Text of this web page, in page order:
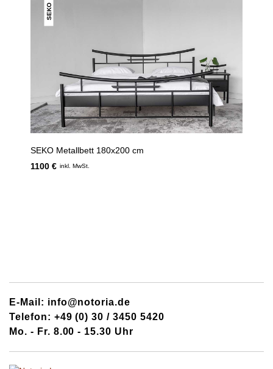
SEKO
SEKO Metallbett 180x200 cm
1100 € inkl. MwSt.
E-Mail: info@notoria.de
Telefon: +49 (0) 30 / 3450 5420
Mo. - Fr. 8.00 - 15.30 Uhr